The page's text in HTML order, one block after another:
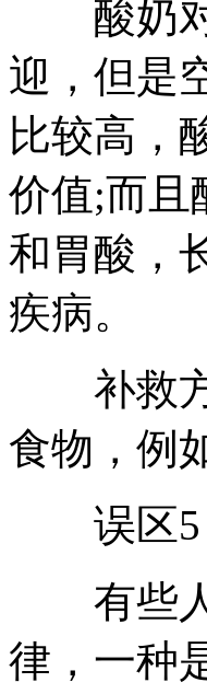
酸奶对
迎，但是
比较高，
价值;而且
和胃酸，
疾病。
补救方
食物，例
误区5
有些人
律，一种